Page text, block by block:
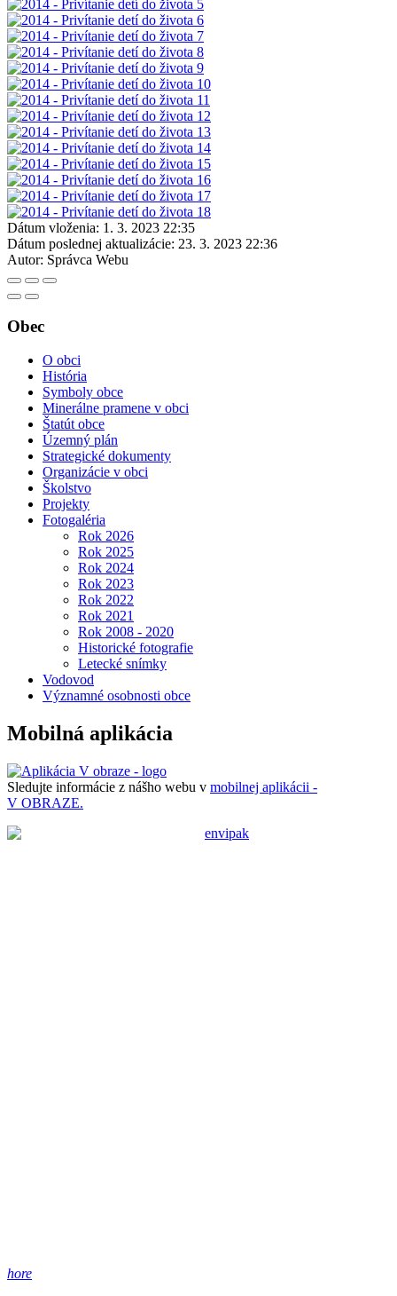
Dátum vloženia: 1. 3. 2023 22:35
Dátum poslednej aktualizácie: 23. 3. 2023 22:36
Autor: Správca Webu
Obec
O obci
História
Symboly obce
Minerálne pramene v obci
Štatút obce
Územný plán
Strategické dokumenty
Organizácie v obci
Školstvo
Projekty
Fotogaléria
Rok 2026
Rok 2025
Rok 2024
Rok 2023
Rok 2022
Rok 2021
Rok 2008 - 2020
Historické fotografie
Letecké snímky
Vodovod
Významné osobnosti obce
Mobilná aplikácia
Sledujte informácie z nášho webu v mobilnej aplikácii -
V OBRAZE.
hore